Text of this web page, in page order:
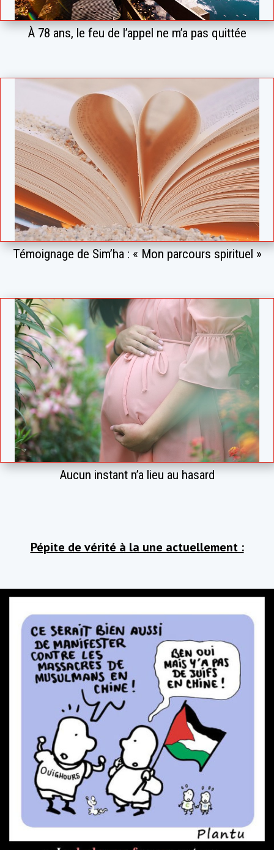
À 78 ans, le feu de l’appel ne m’a pas quittée
Témoignage de Sim’ha : « Mon parcours spirituel »
Aucun instant n’a lieu au hasard
Pépite de vérité à la une actuellement :